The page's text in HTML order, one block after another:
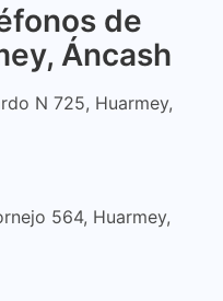
de
Áncash
N 725, Huarmey,
564, Huarmey,